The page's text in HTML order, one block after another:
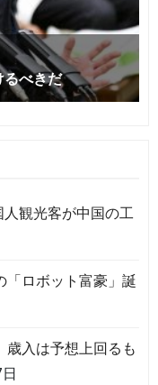
観光客が中国の工
ロボット富豪」誕
入は予想上回るも